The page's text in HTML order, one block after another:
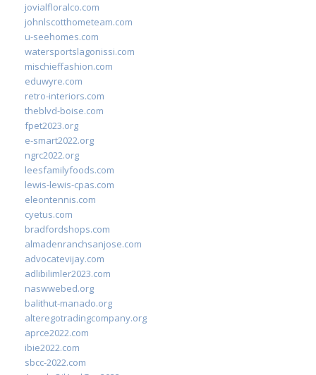
jovialfloralco.com
johnlscotthometeam.com
u-seehomes.com
watersportslagonissi.com
mischieffashion.com
eduwyre.com
retro-interiors.com
theblvd-boise.com
fpet2023.org
e-smart2022.org
ngrc2022.org
leesfamilyfoods.com
lewis-lewis-cpas.com
eleontennis.com
cyetus.com
bradfordshops.com
almadenranchsanjose.com
advocatevijay.com
adlibilimler2023.com
naswwebed.org
balithut-manado.org
alteregotradingcompany.org
aprce2022.com
ibie2022.com
sbcc-2022.com